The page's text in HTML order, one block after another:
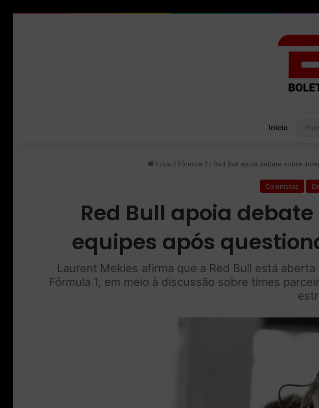
Início
Início / Fórmula 1 / Red Bull apoia debate sobre
Colunistas
Red Bull apoia
equipes após
Laurent Mekies afirma que a Red Bull está
Fórmula 1, em meio à discussão sobre times